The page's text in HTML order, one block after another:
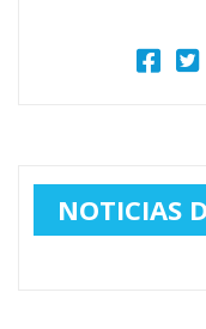
NOTICIAS